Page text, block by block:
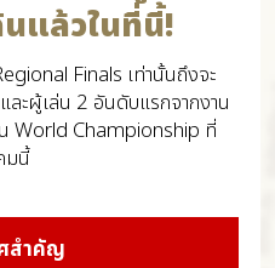
นแล้วในที่นี้!
Finals เท่านั้นถึงจะ
ละผู้เล่น 2 อันดับแรกจากงาน
น World Championship ที่
มนี้
สำคัญ